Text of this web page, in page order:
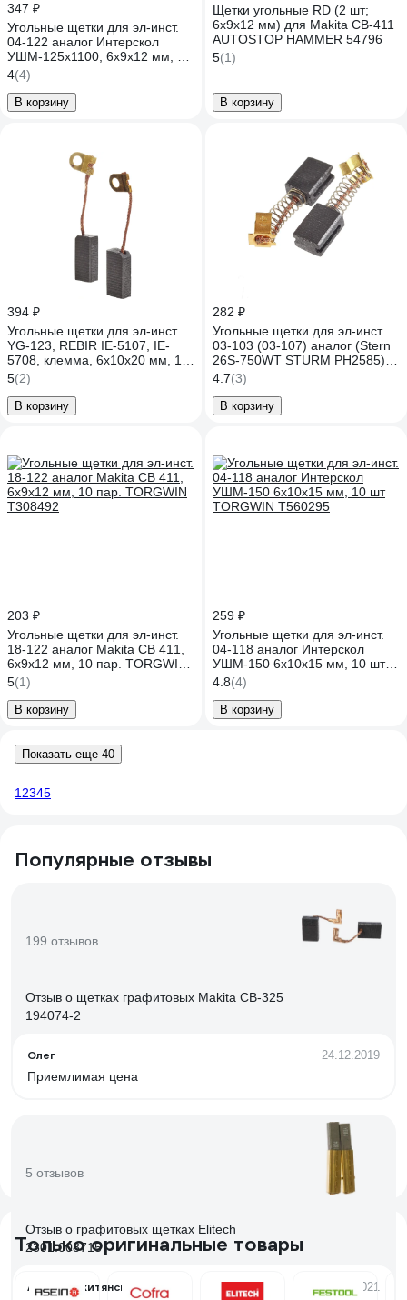
347 ₽
Угольные щетки для эл-инст.
04-122 аналог Интерскол
УШМ-125х1100, 6х9х12 мм, 10
шт TORGWIN T305178
4(4)
В корзину
Щетки угольные RD (2 шт;
6х9х12 мм) для Makita CB-411
AUTOSTOP HAMMER 54796
5(1)
В корзину
394 ₽
Угольные щетки для эл-инст.
YG-123, REBIR IE-5107, IE-
5708, клемма, 6х10х20 мм, 10
шт TORGWIN T416585
5(2)
В корзину
282 ₽
Угольные щетки для эл-инст.
03-103 (03-107) аналог (Stern
26S-750WT STURM PH2585)
6х9х14 мм, 10 шт TORGWIN
T347187
4.7(3)
В корзину
203 ₽
Угольные щетки для эл-инст.
18-122 аналог Makita CB 411,
6х9х12 мм, 10 пар. TORGWIN
T308492
5(1)
В корзину
259 ₽
Угольные щетки для эл-инст.
04-118 аналог Интерскол
УШМ-150 6х10х15 мм, 10 шт
TORGWIN T560295
4.8(4)
В корзину
Показать еще 40
1 2345
Популярные отзывы
199 отзывов
Отзыв о щетках графитовых Makita CB-325
194074-2
Олег 24.12.2019
Приемлимая цена
5 отзывов
Отзыв о графитовых щетках Elitech
2301.008715
Артем Рокитянский 29.04.2021
Только оригинальные товары